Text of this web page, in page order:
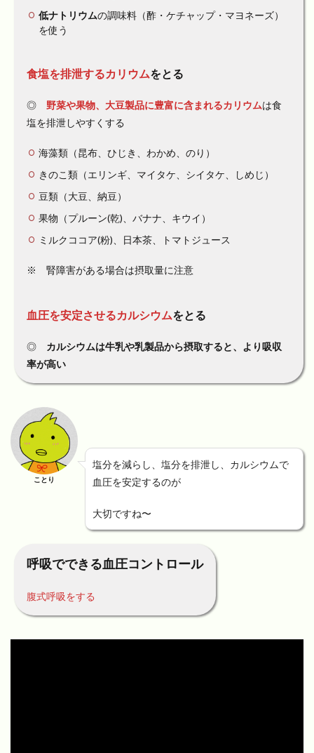
低ナトリウムの調味料（酢・ケチャップ・マヨネーズ）
を使う
食塩を排泄するカリウムをとる
◎ 野菜や果物、大豆製品に豊富に含まれるカリウムは食
塩を排泄しやすくする
海藻類（昆布、ひじき、わかめ、のり）
きのこ類（エリンギ、マイタケ、シイタケ、しめじ）
豆類（大豆、納豆）
果物（プルーン(乾)、バナナ、キウイ）
ミルクココア(粉)、日本茶、トマトジュース
※ 腎障害がある場合は摂取量に注意
血圧を安定させるカルシウムをとる
◎ カルシウムは牛乳や乳製品から摂取すると、より吸収
率が高い
ことり
塩分を減らし、塩分を排泄し、カルシウムで
血圧を安定するのが
大切ですね〜
呼吸でできる血圧コントロール
腹式呼吸をする